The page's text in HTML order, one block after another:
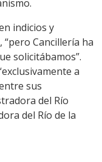
indicios y
Cancillería ha
solicitábamos”.
a
sus
del Río
del Río de la